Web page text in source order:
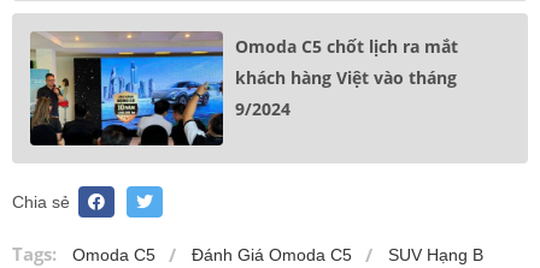
Omoda C5 chốt lịch ra mắt
khách hàng Việt vào tháng
9/2024
Chia sẻ
Tags: Omoda C5 Đánh Giá Omoda C5 SUV Hạng B